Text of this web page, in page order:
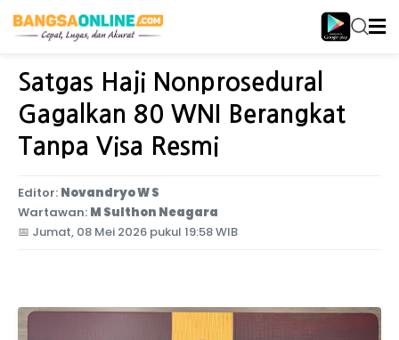
Home Nasional
Satgas Haji Nonprosedural
Gagalkan 80 WNI Berangkat
Tanpa Visa Resmi
Editor: Novandryo W S
Wartawan: M Sulthon Neagara
📅 Jumat, 08 Mei 2026 pukul 19:58 WIB